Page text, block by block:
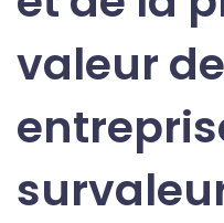
valeur